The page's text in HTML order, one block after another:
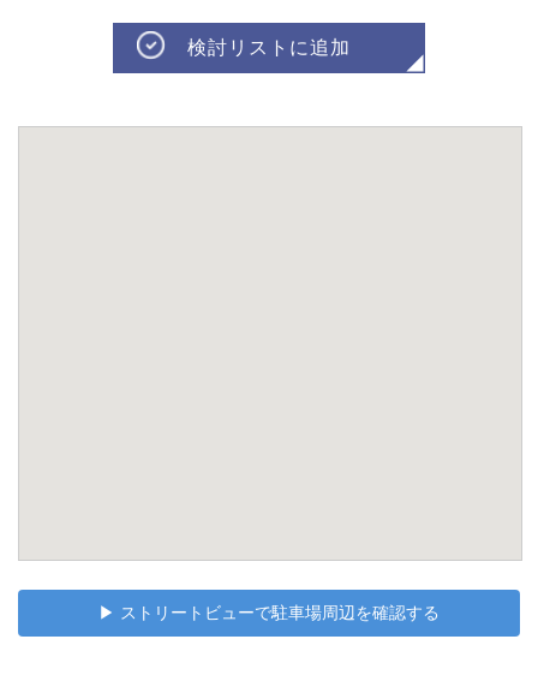
検討リストに追加
▶︎ ストリートビューで駐車場周辺を確認する